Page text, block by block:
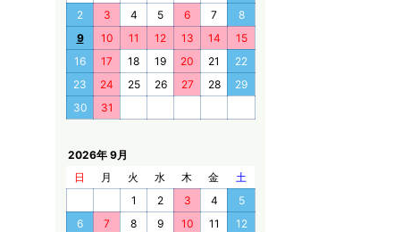
2
3 4 5 6 7
8
9
10 11 12 13 14
15
16
17 18 19 20 21
22
23
24 25 26 27 28
29
30
31
2026年 9月
日
月 火 水 木 金
土
1
2 3 4
5
6
7 8 9 10 11
12